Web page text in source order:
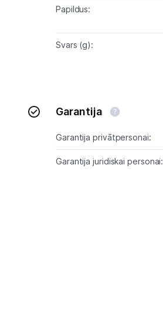
Papildus:
Svars (g):
Garantija
Garantija privātpersonai:
Garantija juridiskai personai: